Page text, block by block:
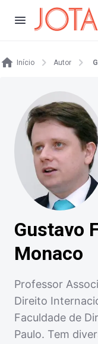
Início Autor
Gustavo
Monaco
Professor
Direito
Faculdade de
Paulo. Tem